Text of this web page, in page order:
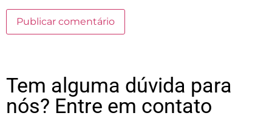
Tem alguma dúvida para
nós? Entre em contato